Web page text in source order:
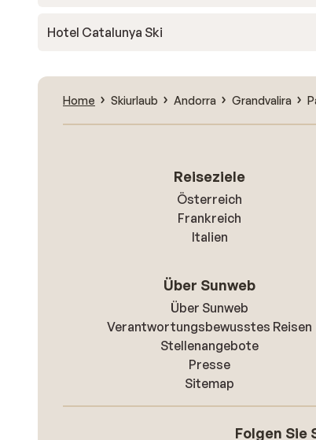
Hotel Catalunya Ski
Home Skiurlaub Andorra Grandvalira
Reiseziele
Österreich
Frankreich
Italien
Über Sunweb
Über Sunweb
Verantwortungsbewusstes Reisen
Stellenangebote
Presse
Sitemap
Folgen Sie